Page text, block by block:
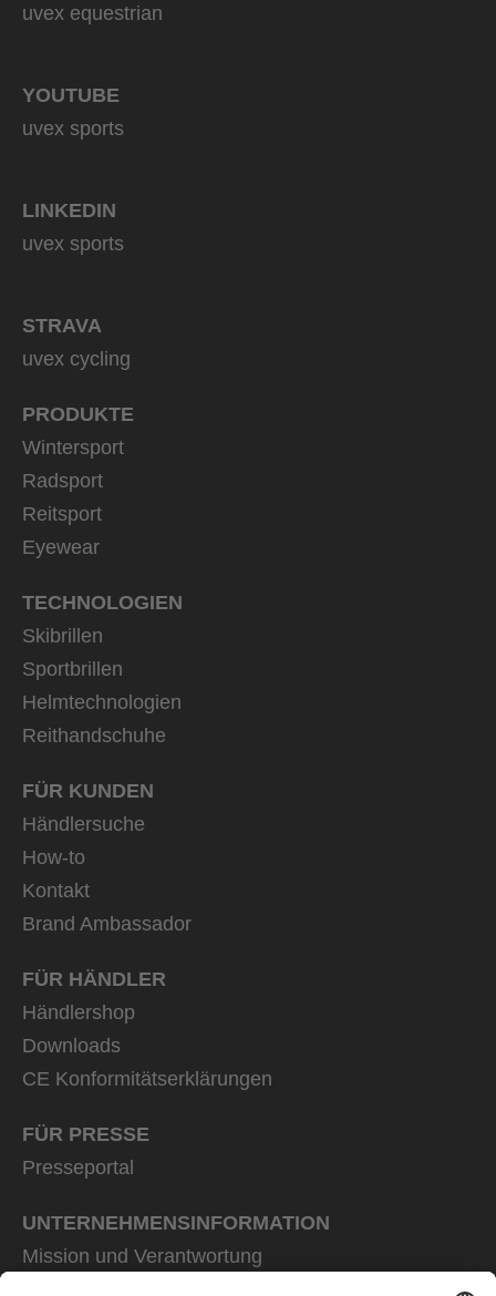
uvex equestrian
YOUTUBE
uvex sports
LINKEDIN
uvex sports
STRAVA
uvex cycling
PRODUKTE
Wintersport
Radsport
Reitsport
Eyewear
TECHNOLOGIEN
Skibrillen
Sportbrillen
Helmtechnologien
Reithandschuhe
FÜR KUNDEN
Händlersuche
How-to
Kontakt
Brand Ambassador
FÜR HÄNDLER
Händlershop
Downloads
CE Konformitätserklärungen
FÜR PRESSE
Presseportal
UNTERNEHMENS­INFORMATION
Mission und Verantwortung